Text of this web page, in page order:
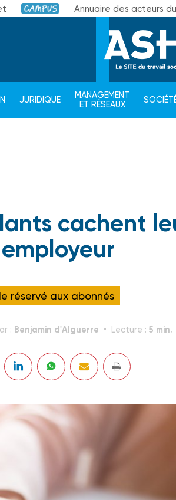
Campus Annuaire des acteurs
JURIDIQUE
MANAGEMENT
ET RÉSEAUX
cachent
réservé aux abonnés
: Benjamin d'Alguerre Lecture : 5 min.